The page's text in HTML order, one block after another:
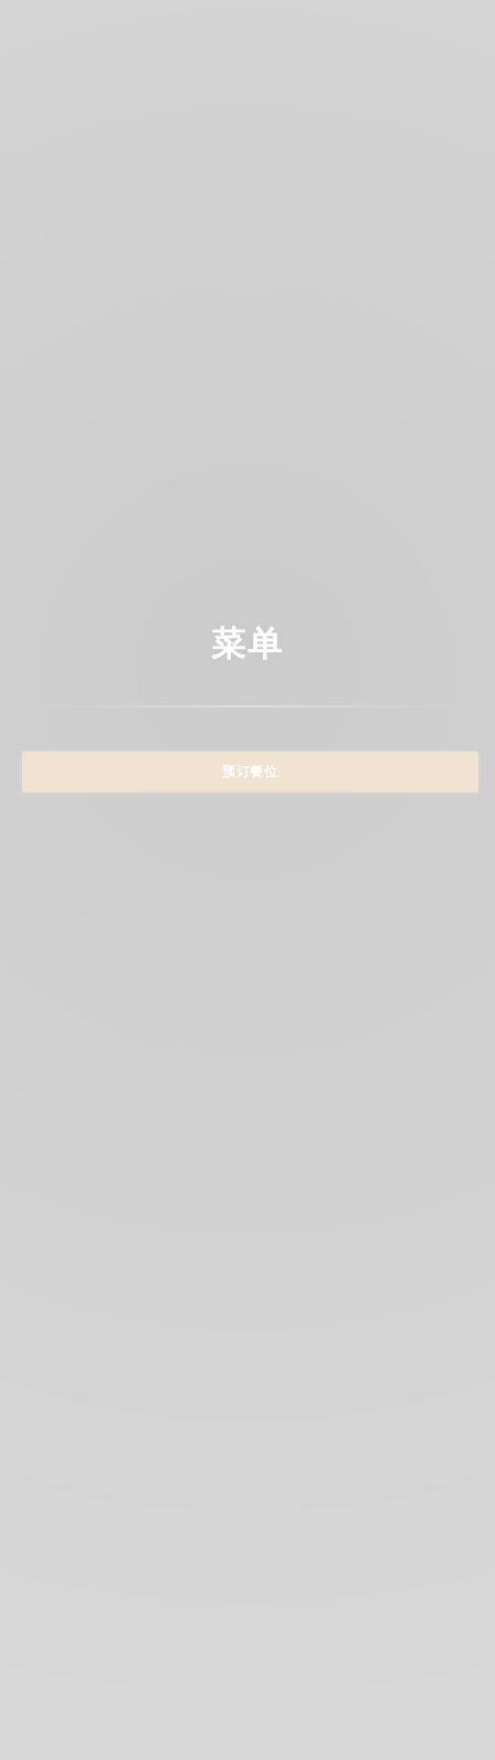
菜单
预订餐位